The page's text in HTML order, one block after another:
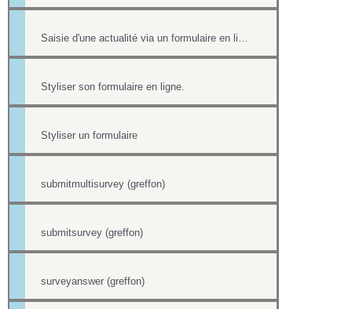
Saisie d'une actualité via un formulaire en ligne
Styliser son formulaire en ligne.
Styliser un formulaire
submitmultisurvey (greffon)
submitsurvey (greffon)
surveyanswer (greffon)